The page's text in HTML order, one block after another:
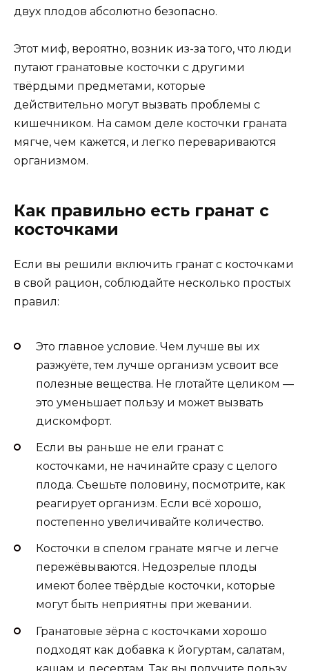
двух плодов абсолютно безопасно.
Этот миф, вероятно, возник из-за того, что люди
путают гранатовые косточки с другими
твёрдыми предметами, которые
действительно могут вызвать проблемы с
кишечником. На самом деле косточки граната
мягче, чем кажется, и легко перевариваются
организмом.
Как правильно есть гранат с
косточками
Если вы решили включить гранат с косточками
в свой рацион, соблюдайте несколько простых
правил:
Это главное условие. Чем лучше вы их
разжуёте, тем лучше организм усвоит все
полезные вещества. Не глотайте целиком —
это уменьшает пользу и может вызвать
дискомфорт.
Если вы раньше не ели гранат с
косточками, не начинайте сразу с целого
плода. Съешьте половину, посмотрите, как
реагирует организм. Если всё хорошо,
постепенно увеличивайте количество.
Косточки в спелом гранате мягче и легче
пережёвываются. Недозрелые плоды
имеют более твёрдые косточки, которые
могут быть неприятны при жевании.
Гранатовые зёрна с косточками хорошо
подходят как добавка к йогуртам, салатам,
кашам и десертам. Так вы получите пользу,